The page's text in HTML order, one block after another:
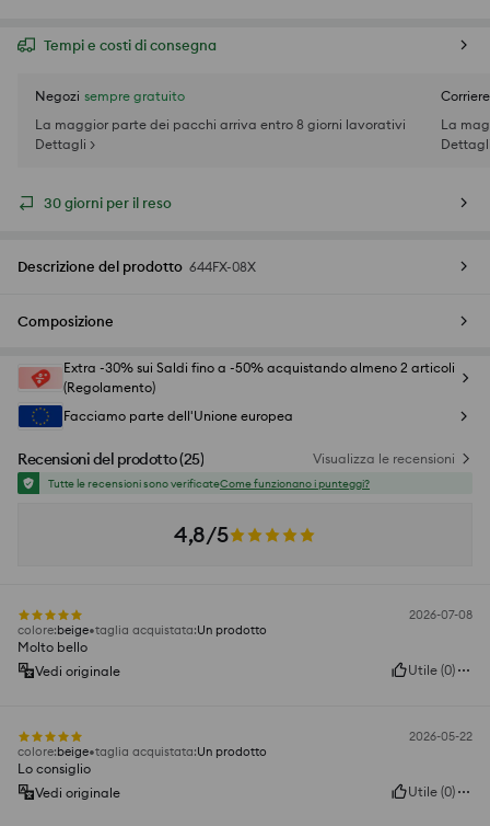
Tempi e costi di consegna
Negozi sempre gratuito
La maggior parte dei pacchi arriva entro 8 giorni lavorativi
Dettagli >
La
30 giorni per il reso
Descrizione del prodotto 644FX-08X
Composizione
Extra -30% sui Saldi fino a -50% acquistando almeno 2 articoli
(Regolamento)
Facciamo parte dell'Unione europea
Recensioni del prodotto(25) Visualizza le recensioni
Tutte le recensioni sono verificateCome funzionano i punteggi?
4,8/5
2026-07-08
colore:beige taglia acquistata:Un prodotto
Molto bello
Vedi originale
Utile (0)
2026-05-22
colore:beige taglia acquistata:Un prodotto
Lo consiglio
Vedi originale
Utile (0)